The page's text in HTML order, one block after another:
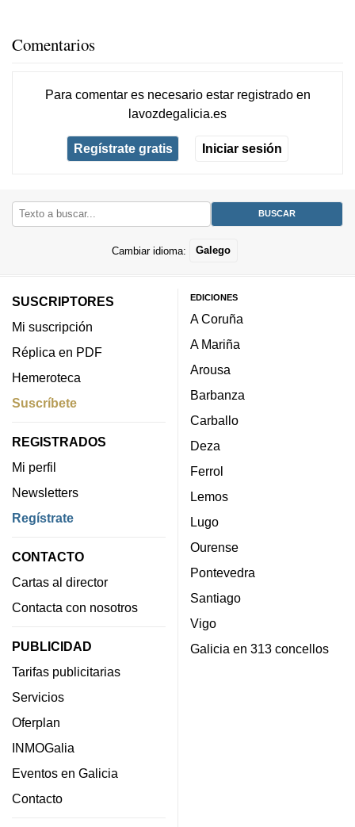
Comentarios
Para comentar es necesario estar registradoen
lavozdegalicia.es
Regístrate gratis Iniciar sesión
Cambiar idioma: Galego
SUSCRIPTORES
Mi suscripción
Réplica en PDF
Hemeroteca
Suscríbete
REGISTRADOS
Mi perfil
Newsletters
Regístrate
CONTACTO
Cartas al director
Contacta con nosotros
PUBLICIDAD
Tarifas publicitarias
Servicios
Oferplan
INMOGalia
Eventos en Galicia
Contacto
EDICIONES
A Coruña
A Mariña
Arousa
Barbanza
Carballo
Deza
Ferrol
Lemos
Lugo
Ourense
Pontevedra
Santiago
Vigo
Galicia en 313 concellos